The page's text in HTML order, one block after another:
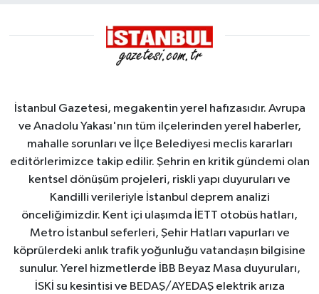
İstanbul Gazetesi, megakentin yerel hafızasıdır. Avrupa
ve Anadolu Yakası'nın tüm ilçelerinden yerel haberler,
mahalle sorunları ve İlçe Belediyesi meclis kararları
editörlerimizce takip edilir. Şehrin en kritik gündemi olan
kentsel dönüşüm projeleri, riskli yapı duyuruları ve
Kandilli verileriyle İstanbul deprem analizi
önceliğimizdir. Kent içi ulaşımda İETT otobüs hatları,
Metro İstanbul seferleri, Şehir Hatları vapurları ve
köprülerdeki anlık trafik yoğunluğu vatandaşın bilgisine
sunulur. Yerel hizmetlerde İBB Beyaz Masa duyuruları,
İSKİ su kesintisi ve BEDAŞ/AYEDAŞ elektrik arıza